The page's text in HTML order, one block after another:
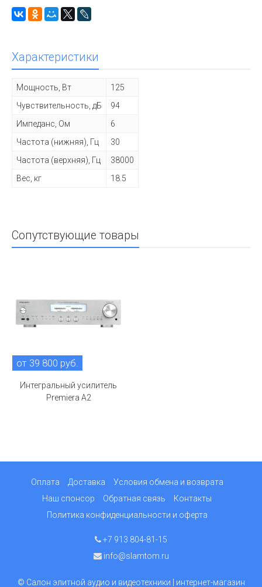
Характеристики
Мощность, Вт
125
Чувствительность, дБ
94
Импеданс, Ом
6
Частота (нижняя), Гц
30
Частота (верхняя), Гц
38000
Вес, кг
18.5
Сопутствующие товары
от 39 800 руб.
Интегральный усилитель
Premiera A2
Оплата Доставка
Условия обмена и возврата
Наш спонсор
Обратная связь
Контакты
Политика конфиденциальности и оферта
+7 913 804-81-15
info@slamtom.ru
© Салон элитной аудио и видеотехники | интернет-магазин